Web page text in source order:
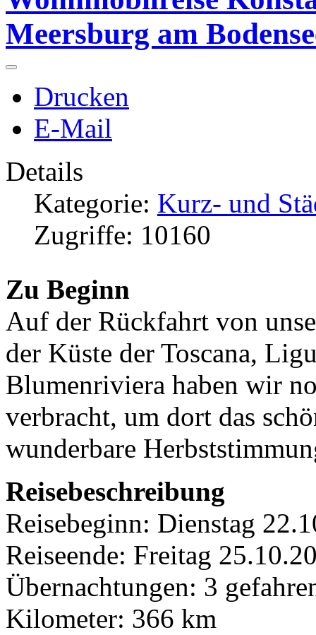
Meersburg am
Drucken
E-Mail
Details
Kategorie: Kurz- und
Zugriffe: 10160
Zu Beginn
Auf der Rückfahrt von
der Küste der Toscana,
Blumenriviera haben wir
verbracht, um dort das
wunderbare
Reisebeschreibung
Reisebeginn: Dienstag
Reiseende: Freitag
Übernachtungen: 3
Kilometer: 366 km